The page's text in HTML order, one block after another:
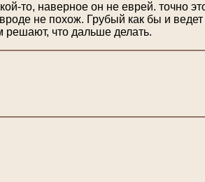
то, наверное он не еврей. точно
не похож. Грубый как бы и
что дальше делать.